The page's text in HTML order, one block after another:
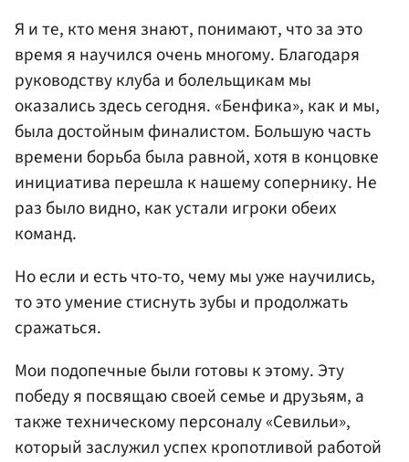
Я и те, кто меня знают, понимают, что за это
время я научился очень многому. Благодаря
руководству клуба и болельщикам мы
оказались здесь сегодня. «Бенфика», как и мы,
была достойным финалистом. Большую часть
времени борьба была равной, хотя в концовке
инициатива перешла к нашему сопернику. Не
раз было видно, как устали игроки обеих
команд.
Но если и есть что-то, чему мы уже научились,
то это умение стиснуть зубы и продолжать
сражаться.
Мои подопечные были готовы к этому. Эту
победу я посвящаю своей семье и друзьям, а
также техническому персоналу «Севильи»,
который заслужил успех кропотливой работой